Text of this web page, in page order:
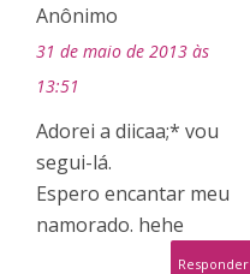
Anônimo
31 de maio de 2013 às
13:51
Adorei a diicaa;* vou
segui-lá.
Espero encantar meu
namorado. hehe
Responder